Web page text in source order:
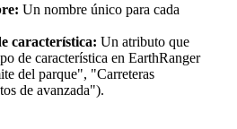
: Un nombre único para cada
característica: Un atributo que
de característica en EarthRanger
del parque", "Carreteras
de avanzada").